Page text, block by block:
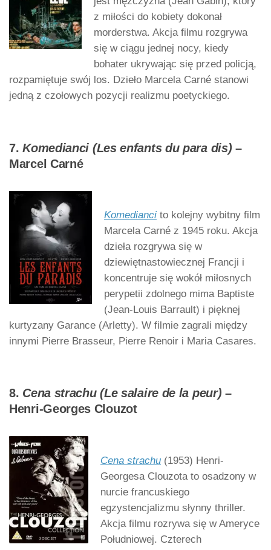
z miłości do kobiety dokonał
morderstwa. Akcja filmu rozgrywa
się w ciągu jednej nocy, kiedy
bohater ukrywając się przed policją,
rozpamiętuje swój los. Dzieło Marcela Carné stanowi
jedną z czołowych pozycji realizmu poetyckiego.
7.Komedianci (Les enfants du para dis) –
Marcel Carné
Komedianci to kolejny wybitny film
Marcela Carné z 1945 roku. Akcja
dzieła rozgrywa się w
dziewiętnastowiecznej Francji i
koncentruje się wokół miłosnych
perypetii zdolnego mima Baptiste
(Jean-Louis Barrault) i pięknej
kurtyzany Garance (Arletty). W filmie zagrali między
innymi Pierre Brasseur, Pierre Renoir i Maria Casares.
8. Cena strachu (Le salaire de la peur) –
Henri-Georges Clouzot
Cena strachu (1953) Henri-
Georgesa Clouzota to osadzony w
nurcie francuskiego
egzystencjalizmu słynny thriller.
Akcja filmu rozrywa się w Ameryce
Południowej. Czterech